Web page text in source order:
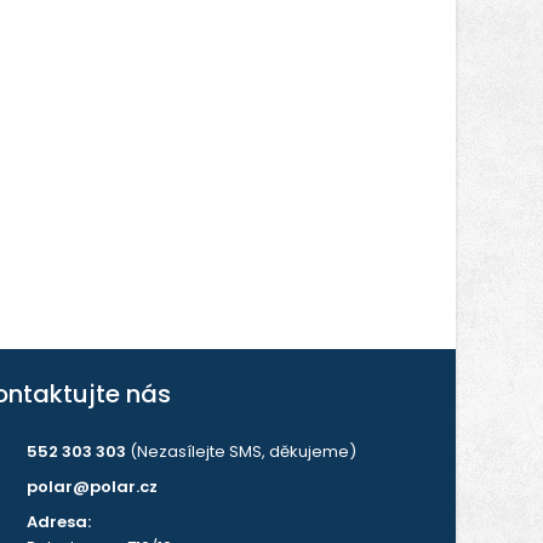
nás
552 303 303 (Nezasílejte SMS, děkujeme)
polar@polar.cz
Adresa: